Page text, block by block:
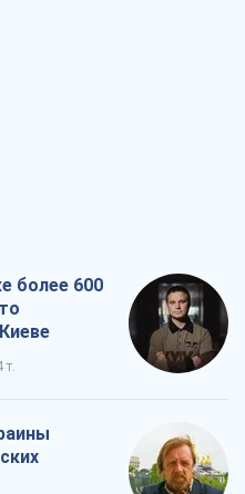
более 600
т.